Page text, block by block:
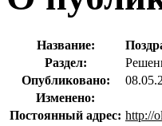
Название:
Раздел:
Опубликовано:
Изменено:
Постоянный адрес: http://